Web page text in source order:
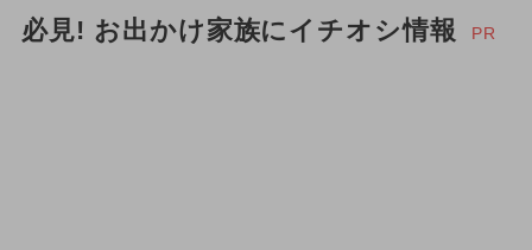
必見! お出かけ家族にイチオシ情報 PR